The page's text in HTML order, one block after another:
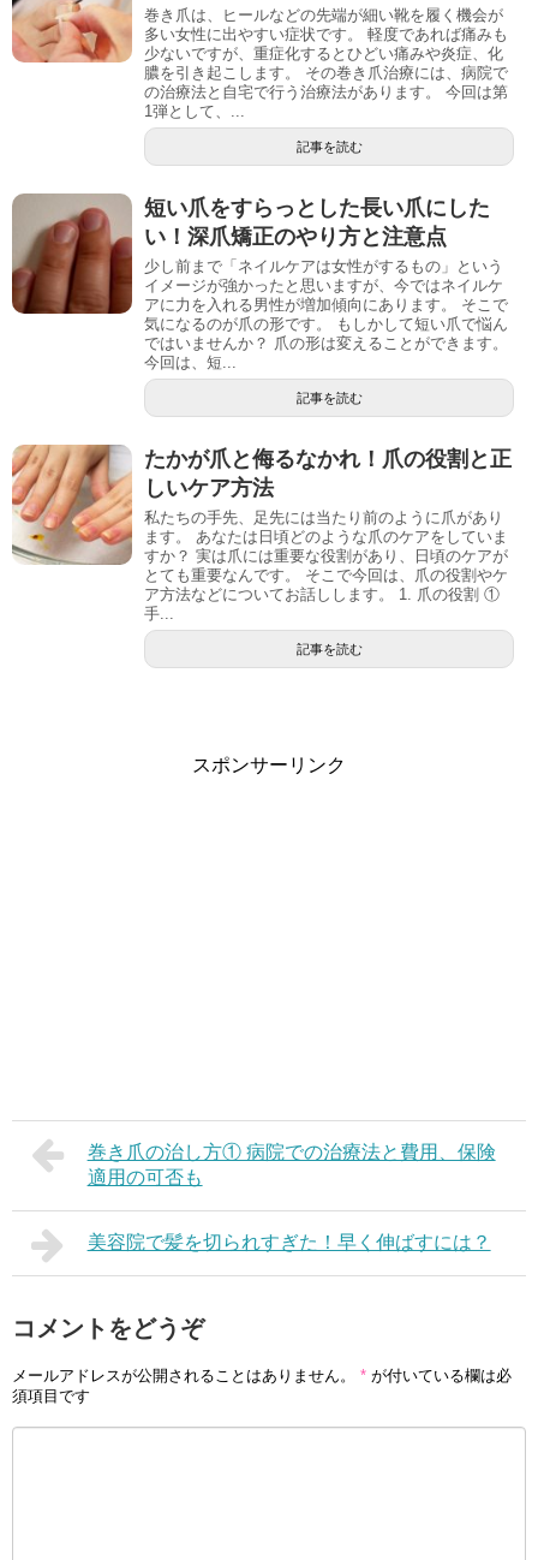
巻き爪は、ヒールなどの先端が細い靴を履く機会が
多い女性に出やすい症状です。 軽度であれば痛みも
少ないですが、重症化するとひどい痛みや炎症、化
膿を引き起こします。 その巻き爪治療には、病院で
の治療法と自宅で行う治療法があります。 今回は第
1弾として、...
記事を読む
短い爪をすらっとした長い爪にした
い！深爪矯正のやり方と注意点
少し前まで「ネイルケアは女性がするもの」という
イメージが強かったと思いますが、今ではネイルケ
アに力を入れる男性が増加傾向にあります。 そこで
気になるのが爪の形です。 もしかして短い爪で悩ん
ではいませんか？ 爪の形は変えることができます。
今回は、短...
記事を読む
たかが爪と侮るなかれ！爪の役割と正
しいケア方法
私たちの手先、足先には当たり前のように爪があり
ます。 あなたは日頃どのような爪のケアをしていま
すか？ 実は爪には重要な役割があり、日頃のケアが
とても重要なんです。 そこで今回は、爪の役割やケ
ア方法などについてお話しします。 1. 爪の役割 ①
手...
記事を読む
スポンサーリンク
巻き爪の治し方① 病院での治療法と費用、保険
適用の可否も
美容院で髪を切られすぎた！早く伸ばすには？
コメントをどうぞ
メールアドレスが公開されることはありません。 * が付いている欄は必
須項目です